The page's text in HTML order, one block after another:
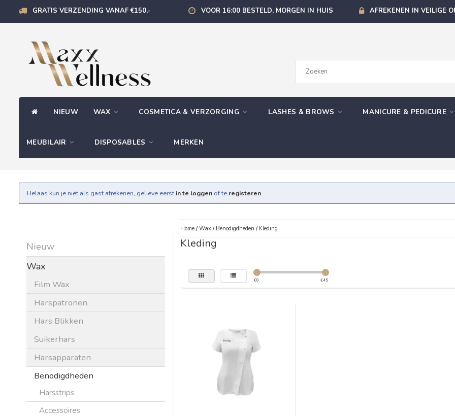
GRATIS VERZENDING VANAF €150,- VOOR 16:00 BESTELD, MORGEN IN HUIS AFREKENEN IN VEILIGE
NIEUW WAX COSMETICA & VERZORGING LASHES & BROWS MANICURE & PEDICURE
MEUBILAIR DISPOSABLES MERKEN
Helaas kun je niet als gast afrekenen, gelieve eerst in te loggen of te registeren.
Nieuw
Wax
Film Wax
Harspatronen
Hars Blikken
Suikerhars
Harsapparaten
Benodigdheden
Harsstrips
Accessoires
Home/Wax/ Benodigdheden / Kleding
Kleding
€0 €45